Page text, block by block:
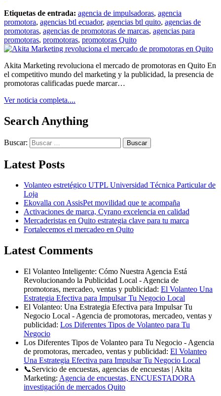
Etiquetas de entrada: agencia de impulsadoras, agencia
promotora, agencias btl ecuador, agencias btl quito, agencias de
promotoras, agencias de promotoras de marcas, agencias para
promotoras, promotoras, promotoras Quito
Akita Marketing revoluciona el mercado de promotoras en Quito En
el competitivo mundo del marketing y la publicidad, la presencia de
promotoras calificadas puede marcar…
Ver noticia completa....
Search Anything
Buscar:
Latest Posts
Volanteo estretégico UTPL Universidad Técnica Particular de
Loja
Ekovalla con AssisPet movilidad que te acompaña
Activaciones de marca, Cyrano excelencia en calidad
Mercaderistas en Quito estrategia clave para tu marca
Fortalecemos el mercadeo en Quito
Latest Comments
El Volanteo Inteligente: Cómo Nuestra Agencia Está
Revolucionando la Publicidad Local - Agencia de
promotoras, mercadeo, ventas y publicidad: El Volanteo Una
Estrategia Efectiva para Impulsar Tu Negocio Local
El Volanteo: Una Estrategia Efectiva para Impulsar Tu
Negocio Local - Agencia de promotoras, mercadeo, ventas y
publicidad: Los Diferentes Tipos de Volanteo para Tu
Negocio
Los Diferentes Tipos de Volanteo para Tu Negocio - Agencia
de promotoras, mercadeo, ventas y publicidad: El Volanteo
Una Estrategia Efectiva para Impulsar Tu Negocio Local
📞Servicio de encuestas, agencias de encuestas | Akita
Marketing: Agencia de encuestas, ENCUESTADORA
investigación de mercados Quito